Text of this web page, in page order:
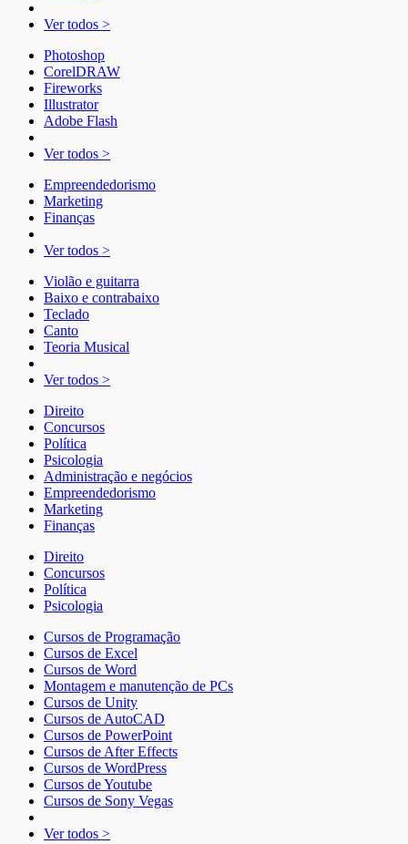
Ver todos >
Photoshop
CorelDRAW
Fireworks
Illustrator
Adobe Flash
Ver todos >
Empreendedorismo
Marketing
Finanças
Ver todos >
Violão e guitarra
Baixo e contrabaixo
Teclado
Canto
Teoria Musical
Ver todos >
Direito
Concursos
Política
Psicologia
Administração e negócios
Empreendedorismo
Marketing
Finanças
Direito
Concursos
Política
Psicologia
Cursos de Programação
Cursos de Excel
Cursos de Word
Montagem e manutenção de PCs
Cursos de Unity
Cursos de AutoCAD
Cursos de PowerPoint
Cursos de After Effects
Cursos de WordPress
Cursos de Youtube
Cursos de Sony Vegas
Ver todos >